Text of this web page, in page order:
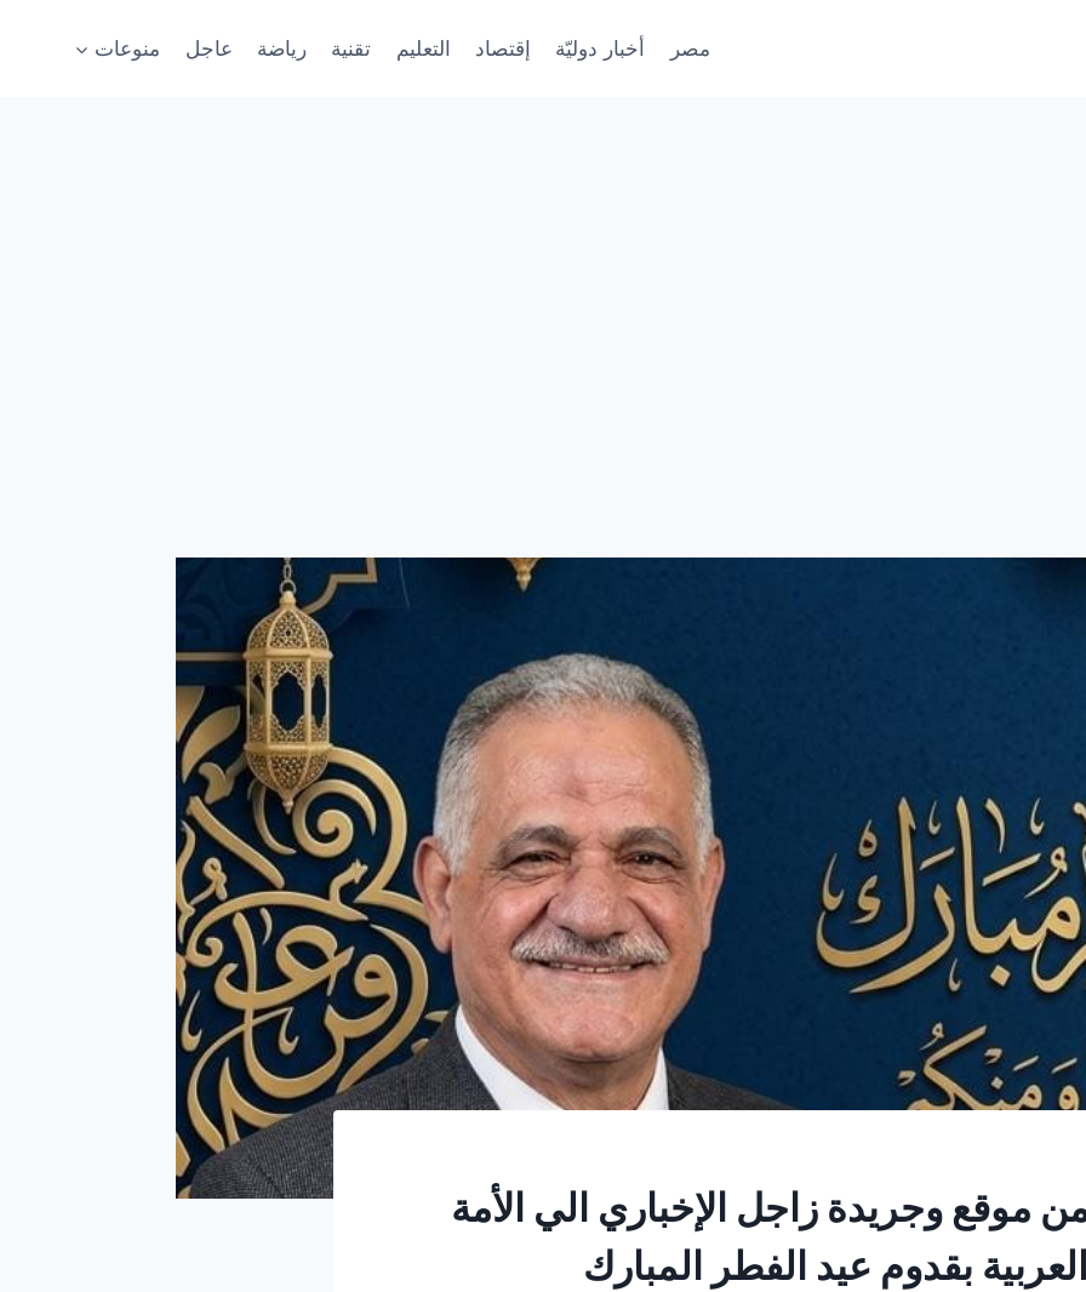
مصر أخبار دوليّة إقتصاد التعليم تقنية رياضة عاجل منوعات
من موقع وجريدة زاجل الإخباري الي الأمة
بقدوم عيد الفطر المبارك